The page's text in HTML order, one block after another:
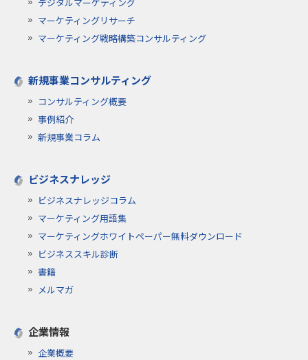
マーケティングリサーチ
マーケティング戦略構築コンサルティング
新規事業コンサルティング
コンサルティング概要
事例紹介
新規事業コラム
ビジネスナレッジ
ビジネスナレッジコラム
マーケティング用語集
マーケティングホワイトペーパー無料ダウンロード
ビジネススキル診断
書籍
メルマガ
企業情報
企業概要